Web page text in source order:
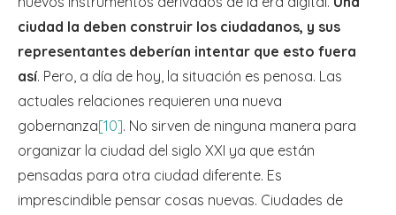
ciudad la deben construir los ciudadanos, y sus
representantes deberían intentar que esto fuera
así. Pero, a día de hoy, la situación es penosa. Las
actuales relaciones requieren una nueva
gobernanza[10]. No sirven de ninguna manera para
organizar la ciudad del siglo XXI ya que están
pensadas para otra ciudad diferente. Es
imprescindible pensar cosas nuevas. Ciudades de